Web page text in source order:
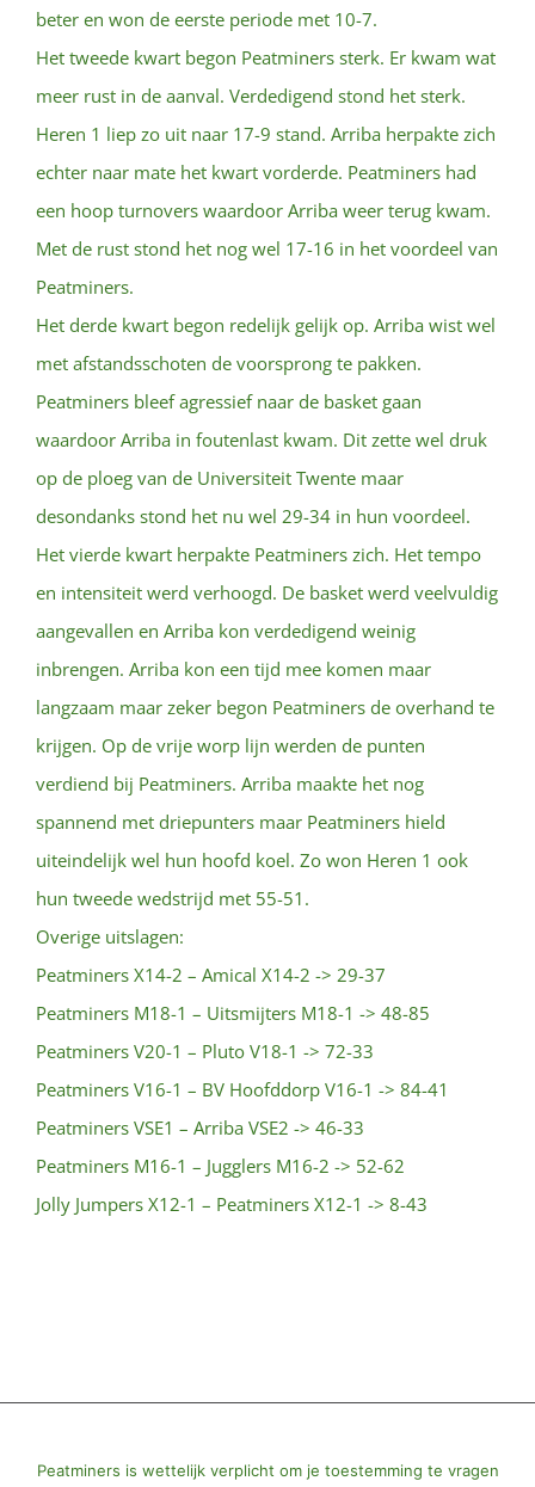
beter en won de eerste periode met 10-7.
Het tweede kwart begon Peatminers sterk. Er kwam wat
meer rust in de aanval. Verdedigend stond het sterk.
Heren 1 liep zo uit naar 17-9 stand. Arriba herpakte zich
echter naar mate het kwart vorderde. Peatminers had
een hoop turnovers waardoor Arriba weer terug kwam.
Met de rust stond het nog wel 17-16 in het voordeel van
Peatminers.
Het derde kwart begon redelijk gelijk op. Arriba wist wel
met afstandsschoten de voorsprong te pakken.
Peatminers bleef agressief naar de basket gaan
waardoor Arriba in foutenlast kwam. Dit zette wel druk
op de ploeg van de Universiteit Twente maar
desondanks stond het nu wel 29-34 in hun voordeel.
Het vierde kwart herpakte Peatminers zich. Het tempo
en intensiteit werd verhoogd. De basket werd veelvuldig
aangevallen en Arriba kon verdedigend weinig
inbrengen. Arriba kon een tijd mee komen maar
langzaam maar zeker begon Peatminers de overhand te
krijgen. Op de vrije worp lijn werden de punten
verdiend bij Peatminers. Arriba maakte het nog
spannend met driepunters maar Peatminers hield
uiteindelijk wel hun hoofd koel. Zo won Heren 1 ook
hun tweede wedstrijd met 55-51.
Overige uitslagen:
Peatminers X14-2 – Amical X14-2 -> 29-37
Peatminers M18-1 – Uitsmijters M18-1 -> 48-85
Peatminers V20-1 – Pluto V18-1 -> 72-33
Peatminers V16-1 – BV Hoofddorp V16-1 -> 84-41
Peatminers VSE1 – Arriba VSE2 -> 46-33
Peatminers M16-1 – Jugglers M16-2 -> 52-62
Jolly Jumpers X12-1 – Peatminers X12-1 -> 8-43
Peatminers is wettelijk verplicht om je toestemming te vragen